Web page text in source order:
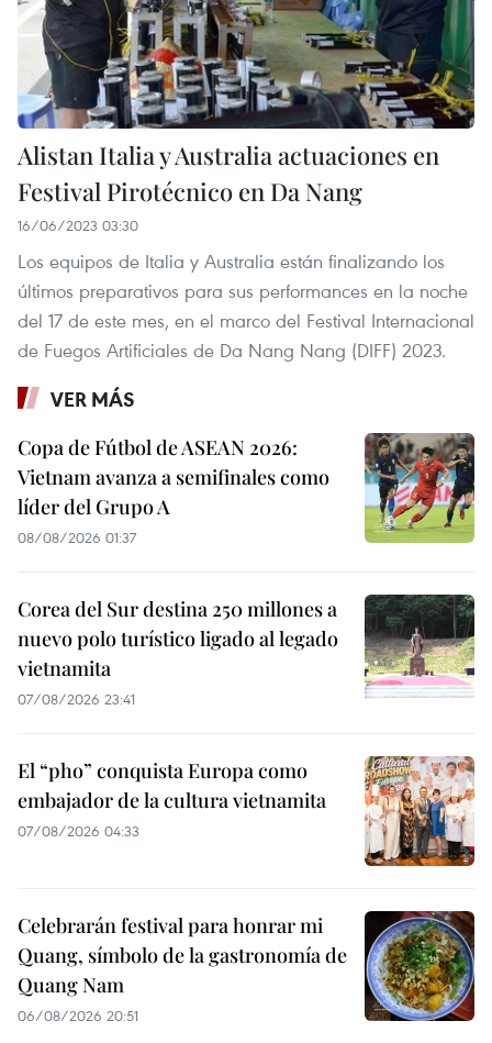
Alistan Italia y Australia actuaciones en
Festival Pirotécnico en Da Nang
16/06/2023 03:30
Los equipos de Italia y Australia están finalizando los
últimos preparativos para sus performances en la noche
del 17 de este mes, en el marco del Festival Internacional
de Fuegos Artificiales de Da Nang Nang (DIFF) 2023.
VER MÁS
Copa de Fútbol de ASEAN 2026:
Vietnam avanza a semifinales como
líder del Grupo A
08/08/2026 01:37
Corea del Sur destina 250 millones a
nuevo polo turístico ligado al legado
vietnamita
07/08/2026 23:41
El “pho” conquista Europa como
embajador de la cultura vietnamita
07/08/2026 04:33
Celebrarán festival para honrar mi
Quang, símbolo de la gastronomía de
Quang Nam
06/08/2026 20:51